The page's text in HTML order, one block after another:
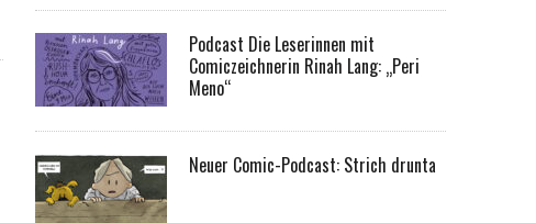
Podcast Die Leserinnen mit
Comiczeichnerin Rinah Lang: „Peri
Meno“
Neuer Comic-Podcast: Strich drunta